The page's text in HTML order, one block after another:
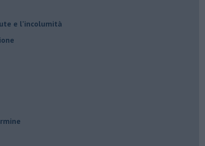
e l’incolumità